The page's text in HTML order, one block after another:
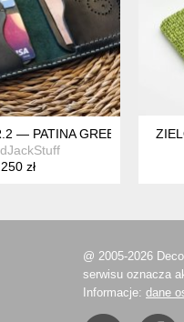
I STYLOWE
WELUROWEJ SKÓRY –
— PATINA GREEN (WERSJA
250 zł
@ 2005-2026
serwisu oznacza
Informacje: dane